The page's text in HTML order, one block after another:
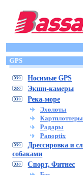
GPS
Носимые GPS
Экшн-камеры
Река-море
Эхолоты
Картплоттеры
Радары
Panoptix
Дрессировка и
собаками
Спорт, Фитнес